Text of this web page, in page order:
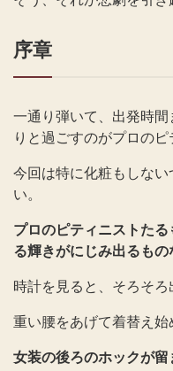
序章
一通り弾いて、出発時
りと過ごすのがプロのピ
今回は特に化粧もしな
い。
プロのピティニストた
る輝きがにじみ出るもの
時計を見ると、そろそろ
重い腰をあげて着替え始
女装の後ろのホックが留